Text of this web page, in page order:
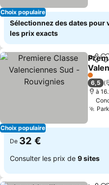
Choix populaire
Sélectionnez des dates pour
les prix exacts
Choix populaire
1
6,5
à
De 32 €
Consulter les prix de 9 sites